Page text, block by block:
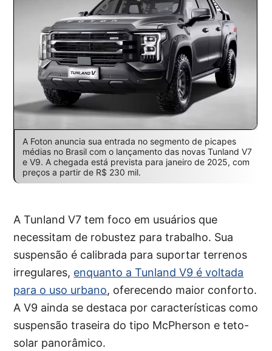
A Foton anuncia sua entrada no segmento de picapes
médias no Brasil com o lançamento das novas Tunland V7
e V9. A chegada está prevista para janeiro de 2025, com
preços a partir de R$ 230 mil.
A Tunland V7 tem foco em usuários que
necessitam de robustez para trabalho. Sua
suspensão é calibrada para suportar terrenos
irregulares, enquanto a Tunland V9 é voltada
para o uso urbano, oferecendo maior conforto.
A V9 ainda se destaca por características como
suspensão traseira do tipo McPherson e teto-
solar panorâmico.